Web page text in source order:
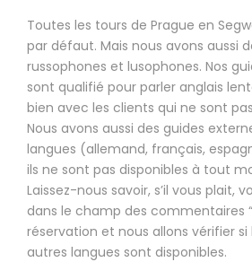
Toutes les tours de Prague en
par défaut. Mais nous avons aussi
russophones et lusophones. Nos
sont qualifié pour parler anglais
bien avec les clients qui ne sont
Nous avons aussi des guides
langues (allemand, français,
ils ne sont pas disponibles à tout
Laissez-nous savoir, s’il vous plait,
dans le champ des commentaires
réservation et nous allons vérifier si
autres langues sont disponibles.